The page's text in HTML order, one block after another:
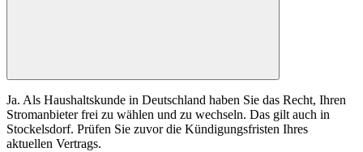
Ja. Als Haushaltskunde in Deutschland haben Sie das Recht, Ihren
Stromanbieter frei zu wählen und zu wechseln. Das gilt auch in
Stockelsdorf. Prüfen Sie zuvor die Kündigungsfristen Ihres
aktuellen Vertrags.